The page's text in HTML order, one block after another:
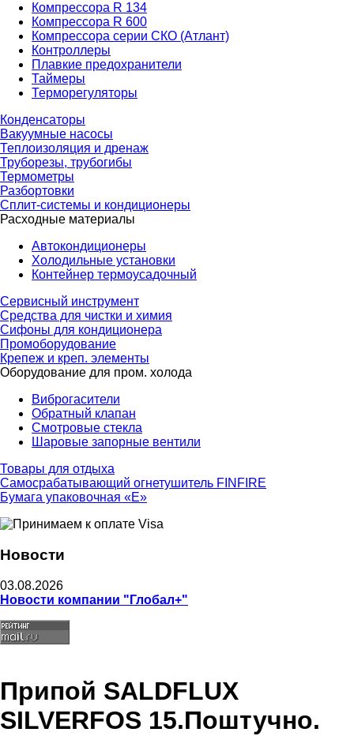
Компрессора R 134
Компрессора R 600
Компрессора серии СКО (Атлант)
Контроллеры
Плавкие предохранители
Таймеры
Терморегуляторы
Конденсаторы
Вакуумные насосы
Теплоизоляция и дренаж
Труборезы, трубогибы
Термометры
Разбортовки
Сплит-системы и кондиционеры
Расходные материалы
Автокондиционеры
Холодильные установки
Контейнер термоусадочный
Сервисный инструмент
Средства для чистки и химия
Сифоны для кондиционера
Промоборудование
Крепеж и креп. элементы
Оборудование для пром. холода
Виброгасители
Обратный клапан
Смотровые стекла
Шаровые запорные вентили
Товары для отдыха
Самосрабатывающий огнетушитель FINFIRE
Бумага упаковочная «Е»
Новости
03.08.2026
Новости компании "Глобал+"
Припой SALDFLUX
SILVERFOS 15.Поштучно.